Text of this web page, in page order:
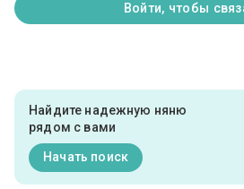
Войти, чтобы
Найдите надежную няню
рядом с вами
Начать поиск